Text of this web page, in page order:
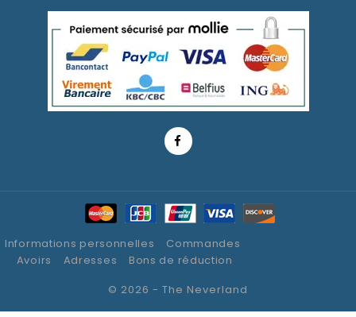
Informations personnelles
Commandes
Avoirs
Adresses
Bons de réduction
© 2026 - The Neverland